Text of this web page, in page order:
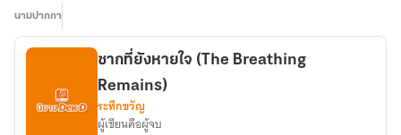
นามปากกา
ซากที่ยังหายใจ (The Breathing
Remains)
ระทึกขวัญ
ผู้เขียนคือผู้จบ